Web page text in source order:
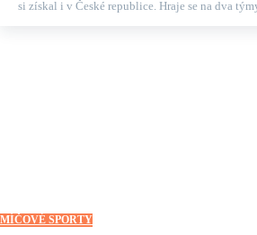
si získal i v České republice. Hraje se na dva
MÍČOVÉ SPORTY